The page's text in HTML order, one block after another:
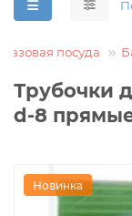
посуда
Трубочки
d-8
Новинка